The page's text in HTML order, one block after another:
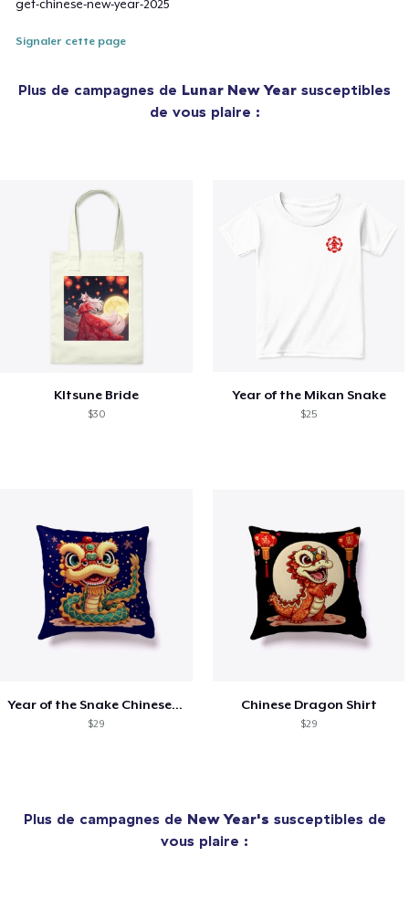
get-chinese-new-year-2025
Signaler cette page
Plus de campagnes de Lunar New Year susceptibles
de vous plaire :
KItsune Bride
$30
Year of the Mikan Snake
$25
Year of the Snake Chinese New Year
$29
Chinese Dragon Shirt
$29
Plus de campagnes de New Year's susceptibles de
vous plaire :